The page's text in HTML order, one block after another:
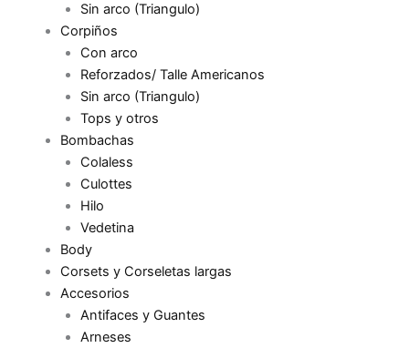
Sin arco (Triangulo)
Corpiños
Con arco
Reforzados/ Talle Americanos
Sin arco (Triangulo)
Tops y otros
Bombachas
Colaless
Culottes
Hilo
Vedetina
Body
Corsets y Corseletas largas
Accesorios
Antifaces y Guantes
Arneses